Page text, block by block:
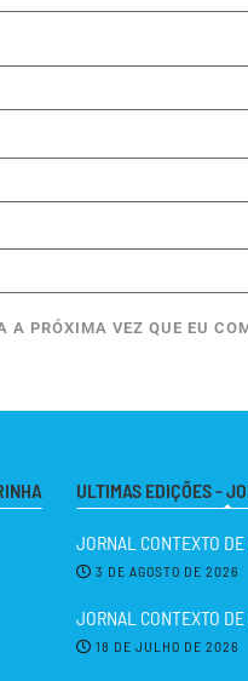
A PRÓXIMA VEZ QUE EU
ULTIMAS EDIÇÕES -
JORNAL CONTEXTO DE
3 DE AGOSTO DE 2026
JORNAL CONTEXTO DE
18 DE JULHO DE 2026